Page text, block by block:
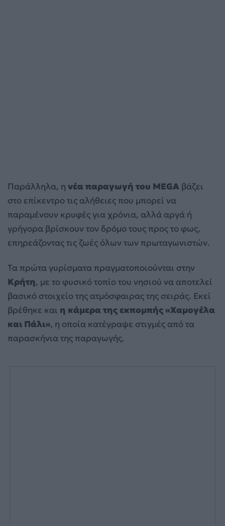
Παράλληλα, η νέα παραγωγή του MEGA βάζει
στο επίκεντρο τις αλήθειες που μπορεί να
παραμένουν κρυφές για χρόνια, αλλά αργά ή
γρήγορα βρίσκουν τον δρόμο τους προς το φως,
επηρεάζοντας τις ζωές όλων των πρωταγωνιστών.
Τα πρώτα γυρίσματα πραγματοποιούνται στην
Κρήτη, με το φυσικό τοπίο του νησιού να αποτελεί
βασικό στοιχείο της ατμόσφαιρας της σειράς. Εκεί
βρέθηκε και η κάμερα της εκπομπής «Χαμογέλα
και Πάλι», η οποία κατέγραψε στιγμές από τα
παρασκήνια της παραγωγής.